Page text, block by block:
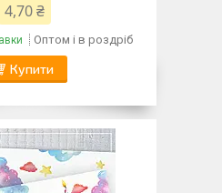
4,70 ₴
Оптом і в роздріб
Купити